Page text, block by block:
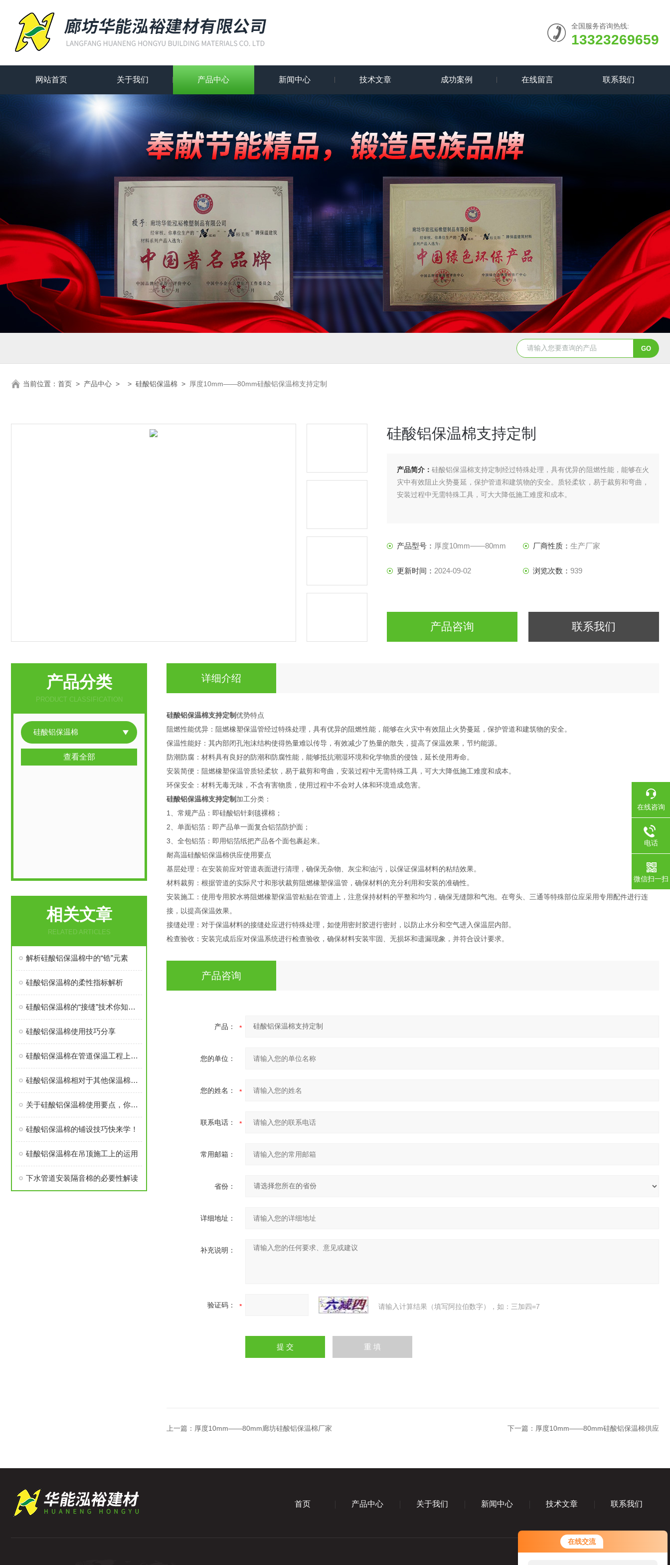
在线交流
您好！欢迎前来咨询，很高兴为您
服务，请问您要咨询什么问题呢？
全国服务咨询热线:
13323269659
网站首页 关于我们 产品中心 新闻中心 技术文章 成功案例 在线留言 联系我们
当前位置： 首页 > 产品中心 > > 硅酸铝保温棉 > 厚度10mm——80mm硅酸铝保温棉支持定制
硅酸铝保温棉支持定制
产品简介：硅酸铝保温棉支持定制经过特殊处理，具有优异的阻燃性能，能够在火
灾中有效阻止火势蔓延，保护管道和建筑物的安全。质轻柔软，易于裁剪和弯曲，
安装过程中无需特殊工具，可大大降低施工难度和成本。
产品型号： 厚度10mm——80mm 厂商性质： 生产厂家
更新时间： 2024-09-02 浏览次数： 939
产品咨询 联系我们
产品分类
PRODUCT CLASSIFICATION
硅酸铝保温棉
查看全部
相关文章
RELATED ARTICLES
解析硅酸铝保温棉中的“锆”元素
硅酸铝保温棉的柔性指标解析
硅酸铝保温棉的“接缝”技术你知道多少？
硅酸铝保温棉使用技巧分享
硅酸铝保温棉在管道保温工程上的用处
硅酸铝保温棉相对于其他保温棉优势在哪里
关于硅酸铝保温棉使用要点，你了解多少
硅酸铝保温棉的铺设技巧快来学！
硅酸铝保温棉在吊顶施工上的运用
下水管道安装隔音棉的必要性解读
详细介绍
硅酸铝保温棉支持定制优势特点
阻燃性能优异：阻燃橡塑保温管经过特殊处理，具有优异的阻燃性能，能够在火灾中有效阻止火势蔓延，保护管道和建筑物的安全。
保温性能好：其内部闭孔泡沫结构使得热量难以传导，有效减少了热量的散失，提高了保温效果，节约能源。
防潮防腐：材料具有良好的防潮和防腐性能，能够抵抗潮湿环境和化学物质的侵蚀，延长使用寿命。
安装简便：阻燃橡塑保温管质轻柔软，易于裁剪和弯曲，安装过程中无需特殊工具，可大大降低施工难度和成本。
环保安全：材料无毒无味，不含有害物质，使用过程中不会对人体和环境造成危害。
硅酸铝保温棉支持定制 加工分类：
1、常规产品：即硅酸铝针刺毯裸棉；
2、单面铝箔：即产品单一面复合铝箔防护面；
3、全包铝箔：即用铝箔纸把产品各个面包裹起来。
耐高温硅酸铝保温棉供应使用要点
基层处理：在安装前应对管道表面进行清理，确保无杂物、灰尘和油污，以保证保温材料的粘结效果。
材料裁剪：根据管道的实际尺寸和形状裁剪阻燃橡塑保温管，确保材料的充分利用和安装的准确性。
安装施工：使用专用胶水将阻燃橡塑保温管粘贴在管道上，注意保持材料的平整和均匀，确保无缝隙和气泡。在弯头、三通等特殊部位应采用专用配件进行连
接，以提高保温效果。
接缝处理：对于保温材料的接缝处应进行特殊处理，如使用密封胶进行密封，以防止水分和空气进入保温层内部。
检查验收：安装完成后应对保温系统进行检查验收，确保材料安装牢固、无损坏和遗漏现象，并符合设计要求。
产品咨询
产品：
您的单位：
您的姓名：
联系电话：
常用邮箱：
省份：
详细地址：
补充说明：
验证码： 请输入计算结果（填写阿拉伯数字），如：三加四=7
上一篇： 厚度10mm——80mm廊坊硅酸铝保温棉厂家 下一篇： 厚度10mm——80mm硅酸铝保温棉供应
首页 产品中心 关于我们 新闻中心 技术文章 联系我们
在线咨询
电话
微信扫一扫